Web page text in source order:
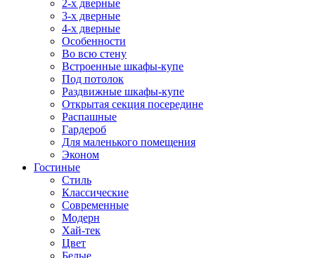
2-х дверные
3-х дверные
4-х дверные
Особенности
Во всю стену
Встроенные шкафы-купе
Под потолок
Раздвижные шкафы-купе
Открытая секция посередине
Распашные
Гардероб
Для маленького помещения
Эконом
Гостиные
Стиль
Классические
Современные
Модерн
Хай-тек
Цвет
Белые